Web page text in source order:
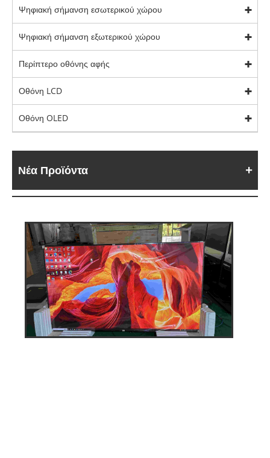
Ψηφιακή σήμανση εσωτερικού χώρου
Ψηφιακή σήμανση εξωτερικού χώρου
Περίπτερο οθόνης αφής
Οθόνη LCD
Οθόνη OLED
Νέα Προϊόντα